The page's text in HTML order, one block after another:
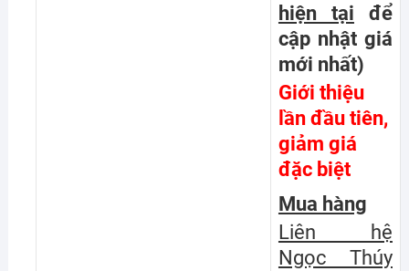
hiện tại
để
cập nhật giá
mới nhất)
Giới thiệu
lần đầu tiên,
giảm giá
đặc biệt
Mua hàng
Liên hệ
Ngọc Thúy